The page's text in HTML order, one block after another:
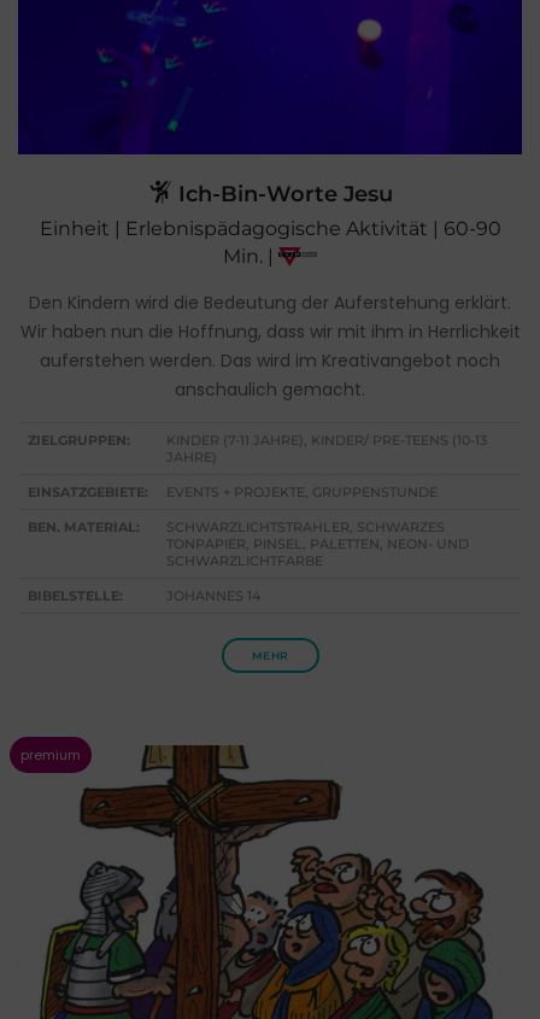
Ich-Bin-Worte Jesu
Einheit | Erlebnispädagogische Aktivität | 60-90
Min. |
Den Kindern wird die Bedeutung der Auferstehung erklärt.
Wir haben nun die Hoffnung, dass wir mit ihm in Herrlichkeit
auferstehen werden. Das wird im Kreativangebot noch
anschaulich gemacht.
ZIELGRUPPEN:
KINDER (7-11 JAHRE), KINDER/ PRE-TEENS (10-13
JAHRE)
EINSATZGEBIETE: EVENTS + PROJEKTE, GRUPPENSTUNDE
BEN. MATERIAL:
SCHWARZLICHTSTRAHLER, SCHWARZES
TONPAPIER, PINSEL, PALETTEN, NEON- UND
SCHWARZLICHTFARBE
BIBELSTELLE: JOHANNES 14
MEHR